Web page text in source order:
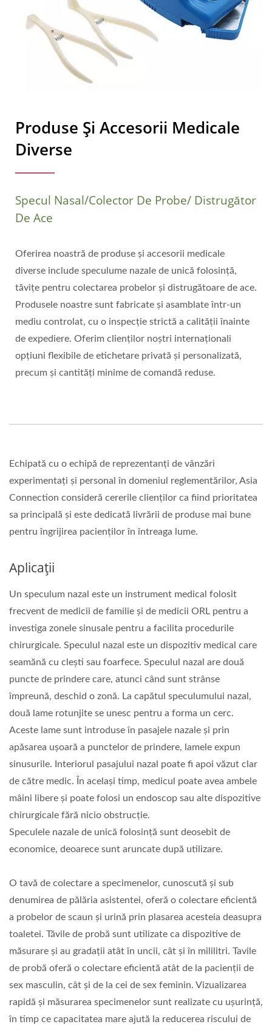
Produse Și Accesorii Medicale
Diverse
Specul Nasal/Colector De Probe/ Distrugător
De Ace
Oferirea noastră de produse și accesorii medicale
diverse include speculume nazale de unică folosință,
tăvițe pentru colectarea probelor și distrugătoare de ace.
Produsele noastre sunt fabricate și asamblate într-un
mediu controlat, cu o inspecție strictă a calității înainte
de expediere. Oferim clienților noștri internaționali
opțiuni flexibile de etichetare privată și personalizată,
precum și cantități minime de comandă reduse.
Echipată cu o echipă de reprezentanți de vânzări
experimentați și personal în domeniul reglementărilor, Asia
Connection consideră cererile clienților ca fiind prioritatea
sa principală și este dedicată livrării de produse mai bune
pentru îngrijirea pacienților în întreaga lume.
Aplicații
Un speculum nazal este un instrument medical folosit
frecvent de medicii de familie și de medicii ORL pentru a
investiga zonele sinusale pentru a facilita procedurile
chirurgicale. Speculul nazal este un dispozitiv medical care
seamănă cu clești sau foarfece. Speculul nazal are două
puncte de prindere care, atunci când sunt strânse
împreună, deschid o zonă. La capătul speculumului nazal,
două lame rotunjite se unesc pentru a forma un cerc.
Aceste lame sunt introduse în pasajele nazale și prin
apăsarea ușoară a punctelor de prindere, lamele expun
sinusurile. Interiorul pasajului nazal poate fi apoi văzut clar
de către medic. În același timp, medicul poate avea ambele
mâini libere și poate folosi un endoscop sau alte dispozitive
chirurgicale fără nicio obstrucție.
Speculele nazale de unică folosință sunt deosebit de
economice, deoarece sunt aruncate după utilizare.
O tavă de colectare a specimenelor, cunoscută și sub
denumirea de pălăria asistentei, oferă o colectare eficientă
a probelor de scaun și urină prin plasarea acesteia deasupra
toaletei. Tăvile de probă sunt utilizate ca dispozitive de
măsurare și au gradații atât în uncii, cât și în mililitri. Tavile
de probă oferă o colectare eficientă atât de la pacienții de
sex masculin, cât și de la cei de sex feminin. Vizualizarea
rapidă și măsurarea specimenelor sunt realizate cu ușurință,
în timp ce capacitatea mare ajută la reducerea riscului de